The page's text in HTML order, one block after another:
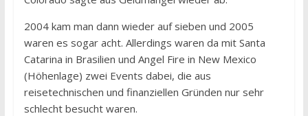
2004 kam man dann wieder auf sieben und 2005
waren es sogar acht. Allerdings waren da mit Santa
Catarina in Brasilien und Angel Fire in New Mexico
(Höhenlage) zwei Events dabei, die aus
reisetechnischen und finanziellen Gründen nur sehr
schlecht besucht waren.